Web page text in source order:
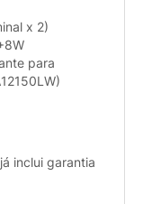
x 2)
para
inclui garantia